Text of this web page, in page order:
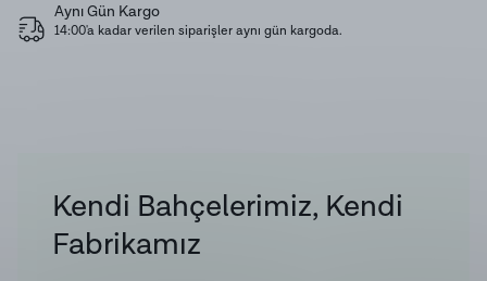
bütünleşerek en doğal aromasını verir.
ekstra limon sıkma zahmetine girmeden dengeli bir
ferahlık yakalayın.
Aynı Gün Kargo
14:00'a kadar verilen siparişler aynı gün kargoda.
Kendi Bahçelerimiz, Kendi
Fabrikamız